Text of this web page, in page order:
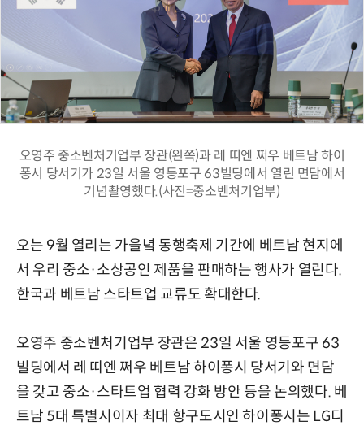
오영주 중소벤처기업부 장관(왼쪽)과 레 띠엔 쩌우 베트남 하이
퐁시 당서기가 23일 서울 영등포구 63빌딩에서 열린 면담에서
기념촬영했다.(사진=중소벤처기업부)
오는 9월 열리는 가을녘 동행축제 기간에 베트남 현지에
서 우리 중소·소상공인 제품을 판매하는 행사가 열린다.
한국과 베트남 스타트업 교류도 확대한다.
오영주 중소벤처기업부 장관은 23일 서울 영등포구 63
빌딩에서 레 띠엔 쩌우 베트남 하이퐁시 당서기와 면담
을 갖고 중소·스타트업 협력 강화 방안 등을 논의했다. 베
트남 5대 특별시이자 최대 항구도시인 하이퐁시는 LG디